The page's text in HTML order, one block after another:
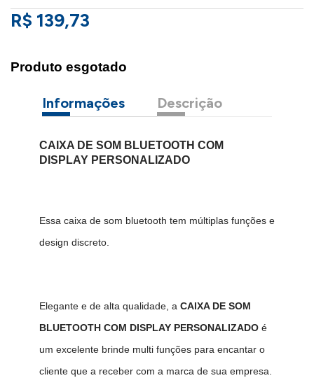
R$ 139,73
Produto esgotado
Informações Descrição
CAIXA DE SOM BLUETOOTH COM
DISPLAY PERSONALIZADO
Essa caixa de som bluetooth tem múltiplas funções e
design discreto.
Elegante e de alta qualidade, a CAIXA DE SOM
BLUETOOTH COM DISPLAY PERSONALIZADOé
um excelente brinde multi funções para encantar o
cliente que a receber com a marca de sua empresa.